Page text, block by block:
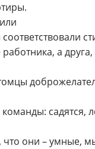
работника, а
садятся,
что они – умные,